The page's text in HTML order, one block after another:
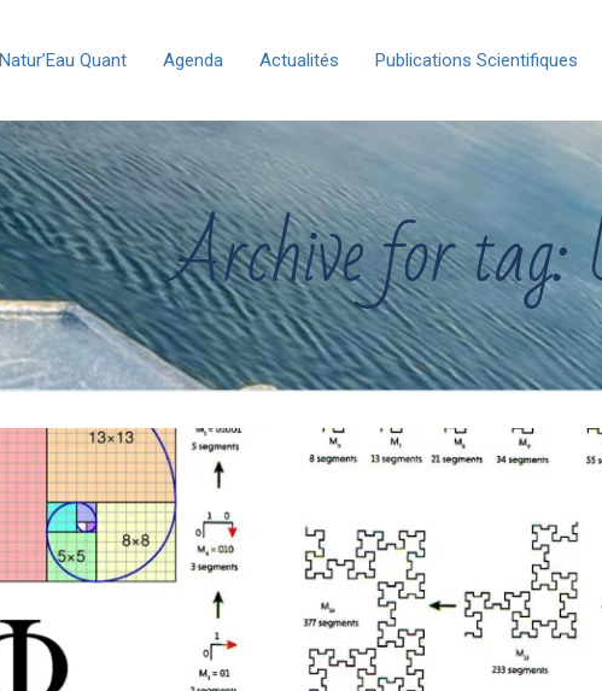
Natur’Eau Quant Agenda Actualités Publications Scientifiques
Archive for